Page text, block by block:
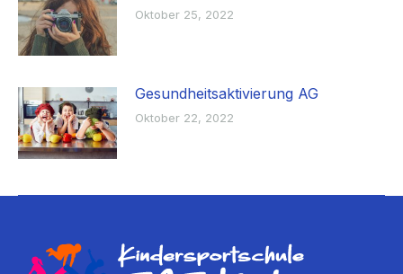
Oktober 25, 2022
Gesundheitsaktivierung AG
Oktober 22, 2022